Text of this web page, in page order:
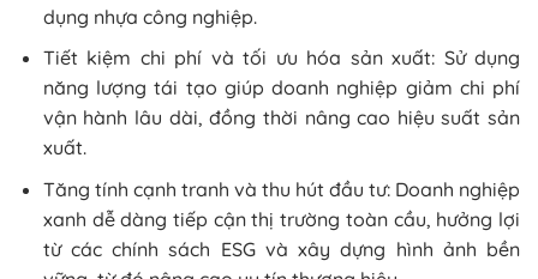
dụng nhựa công nghiệp.
Tiết kiệm chi phí và tối ưu hóa sản xuất: Sử dụng
năng lượng tái tạo giúp doanh nghiệp giảm chi phí
vận hành lâu dài, đồng thời nâng cao hiệu suất sản
xuất.
Tăng tính cạnh tranh và thu hút đầu tư: Doanh nghiệp
xanh dễ dàng tiếp cận thị trường toàn cầu, hưởng lợi
từ các chính sách ESG và xây dựng hình ảnh bền